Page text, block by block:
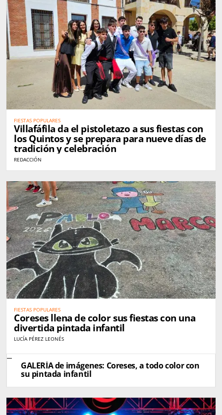
FIESTAS POPULARES
Villafáfila da el pistoletazo a sus fiestas con
los Quintos y se prepara para nueve días de
tradición y celebración
REDACCIÓN
FIESTAS POPULARES
Coreses llena de color sus fiestas con una
divertida pintada infantil
LUCÍA PÉREZ LEONÉS
GALERÍA de imágenes: Coreses, a todo color con
su pintada infantil